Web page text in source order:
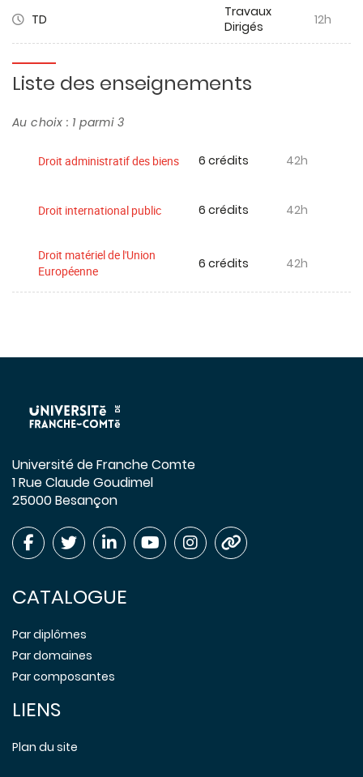
TD
Travaux
Dirigés
12h
Liste des enseignements
Au choix : 1 parmi 3
Droit administratif des biens 6 crédits 42h
Droit international public 6 crédits 42h
Droit matériel de l'Union
Européenne
6 crédits 42h
Université de Franche Comte
1 Rue Claude Goudimel
25000 Besançon
CATALOGUE
Par diplômes
Par domaines
Par composantes
LIENS
Plan du site